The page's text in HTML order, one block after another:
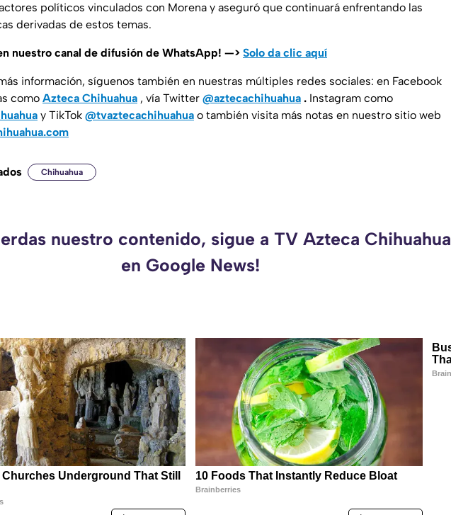
políticos vinculados con Morena y aseguró que continuará enfrentando las
derivadas de estos temas.
nuestro canal de difusión de WhatsApp! —> Solo da clic aquí
información, síguenos también en nuestras múltiples redes sociales: en Facebook
como Azteca Chihuahua , vía Twitter @aztecachihuahua . Instagram como
y TikTok @tvaztecachihuahua o también visita más notas en nuestro sitio web
Chihuahua
nuestro contenido, sigue a TV Azteca Chihuahua
en Google News!